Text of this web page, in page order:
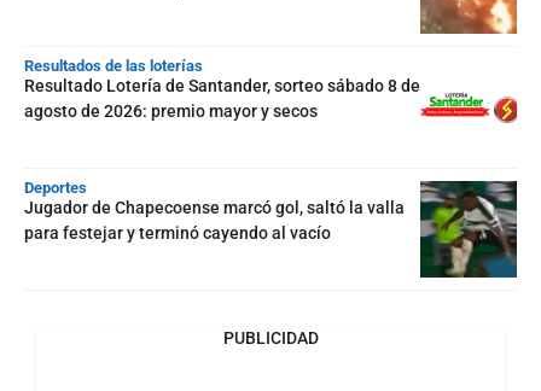
Resultados de las loterías
Resultado Lotería de Santander, sorteo sábado 8 de
agosto de 2026: premio mayor y secos
Deportes
Jugador de Chapecoense marcó gol, saltó la valla
para festejar y terminó cayendo al vacío
PUBLICIDAD